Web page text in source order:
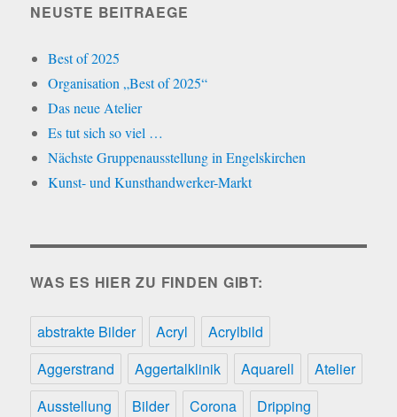
NEUSTE BEITRAEGE
Best of 2025
Organisation „Best of 2025“
Das neue Atelier
Es tut sich so viel …
Nächste Gruppenausstellung in Engelskirchen
Kunst- und Kunsthandwerker-Markt
WAS ES HIER ZU FINDEN GIBT:
abstrakte Bilder Acryl
Acrylbild
Aggerstrand
Aggertalklinik Aquarell
Atelier
Ausstellung
Bilder Corona
Dripping